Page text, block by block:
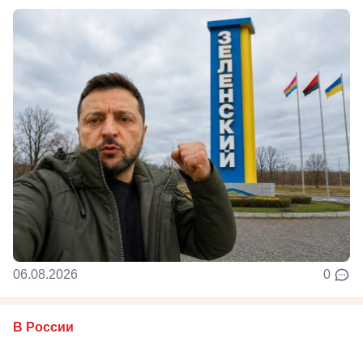
06.08.2026 0
В России